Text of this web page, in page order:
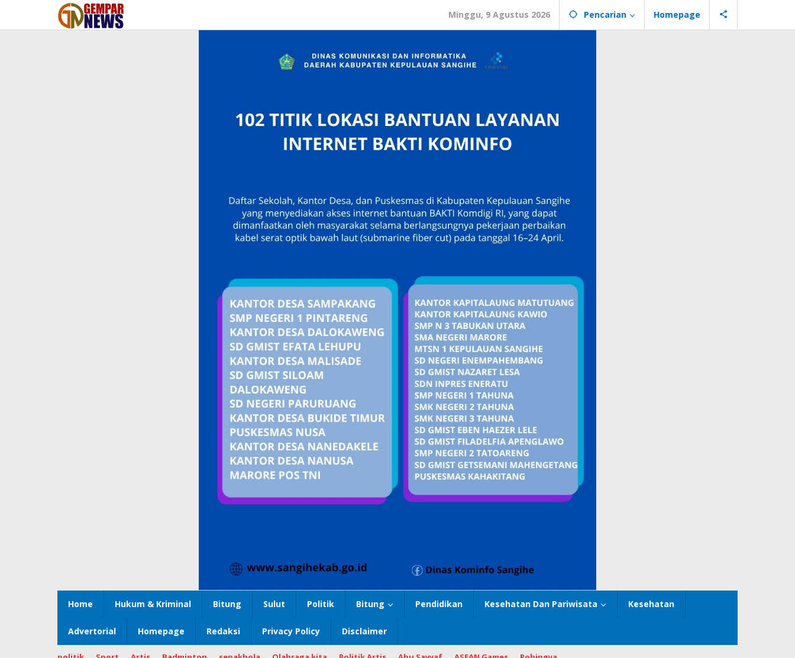
konten
Minggu, 9 Agustus 2026 Pencarian Homepage
Home Hukum & Kriminal Bitung Sulut Politik Bitung Pendidikan Kesehatan Dan Pariwisata Kesehatan
Advertorial Homepage Redaksi Privacy Policy Disclaimer